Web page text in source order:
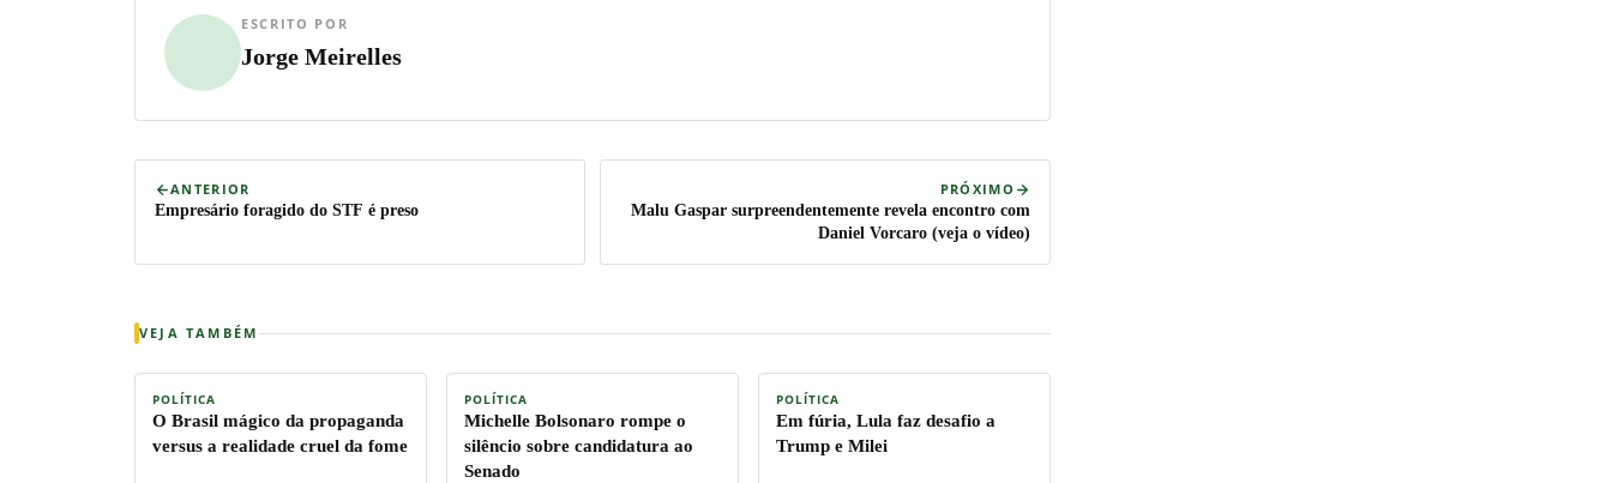
ESCRITO POR
Jorge Meirelles
ANTERIOR
Empresário foragido do STF é preso
PRÓXIMO
Malu Gaspar surpreendentemente revela encontro com
Daniel Vorcaro (veja o vídeo)
VEJA TAMBÉM
POLÍTICA
O Brasil mágico da propaganda
versus a realidade cruel da fome
POLÍTICA
Michelle Bolsonaro rompe o
silêncio sobre candidatura ao
Senado
POLÍTICA
Em fúria, Lula faz desafio a
Trump e Milei